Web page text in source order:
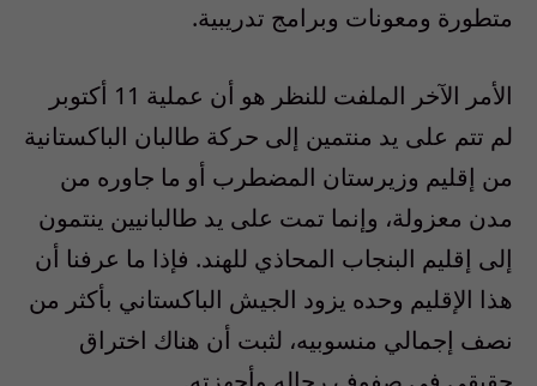
متطورة ومعونات وبرامج تدريبية.
الأمر الآخر الملفت للنظر هو أن عملية 11 أكتوبر
لم تتم على يد منتمين إلى حركة طالبان الباكستانية
من إقليم وزيرستان المضطرب أو ما جاوره من
مدن معزولة، وإنما تمت على يد طالبانيين ينتمون
إلى إقليم البنجاب المحاذي للهند. فإذا ما عرفنا أن
هذا الإقليم وحده يزود الجيش الباكستاني بأكثر من
نصف إجمالي منسوبيه، لثبت أن هناك اختراق